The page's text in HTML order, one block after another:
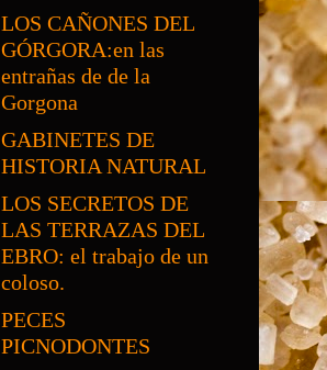
LOS CAÑONES DEL
GÓRGORA:en las
entrañas de de la
Gorgona
GABINETES DE
HISTORIA NATURAL
LOS SECRETOS DE
LAS TERRAZAS DEL
EBRO: el trabajo de un
coloso.
PECES
PICNODONTES